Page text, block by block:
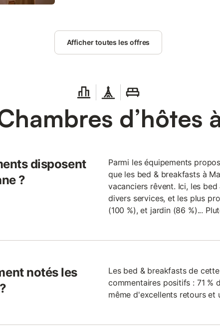
Afficher toutes les offres
d’hôtes
disposent
?
Parmi les équipements
que les bed & breakfasts à
vacanciers rêvent. Ici, les
divers services, et les plus
(100 %), et jardin (86 %)...
notés les
Les bed & breakfasts de
commentaires positifs : 71 %
même d'excellents retours et